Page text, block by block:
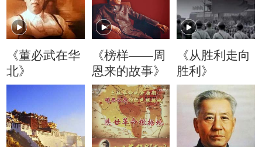
《董必武在华
北》
《榜样——周
恩来的故事》
《从胜利走向
胜利》